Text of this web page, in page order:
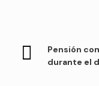
Pensión
durante el